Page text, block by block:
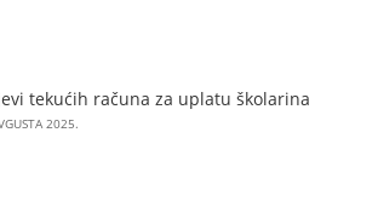
tekućih računa za uplatu školarina
2025.